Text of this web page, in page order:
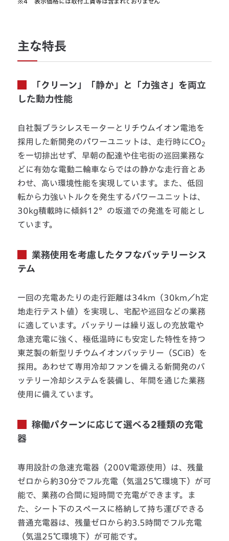
主な特長
「クリーン」「静か」と「力強さ」を両立
した動力性能
自社製ブラシレスモーターとリチウムイオン電池を
採用した新開発のパワーユニットは、走行時にCO2
を一切排出せず、早朝の配達や住宅街の巡回業務な
どに有効な電動二輪車ならではの静かな走行音とあ
わせ、高い環境性能を実現しています。また、低回
転から力強いトルクを発生するパワーユニットは、
30kg積載時に傾斜12°の坂道での発進を可能とし
ています。
業務使用を考慮したタフなバッテリーシス
テム
一回の充電あたりの走行距離は34km（30km／h定
地走行テスト値）を実現し、宅配や巡回などの業務
に適しています。バッテリーは繰り返しの充放電や
急速充電に強く、極低温時にも安定した特性を持つ
東芝製の新型リチウムイオンバッテリー（SCiB）を
採用。あわせて専用冷却ファンを備える新開発のバ
ッテリー冷却システムを装備し、年間を通じた業務
使用に備えています。
稼働パターンに応じて選べる2種類の充電
器
専用設計の急速充電器（200V電源使用）は、残量
ゼロから約30分でフル充電（気温25℃環境下）が可
能で、業務の合間に短時間で充電ができます。ま
た、シート下のスペースに格納して持ち運びできる
普通充電器は、残量ゼロから約3.5時間でフル充電
（気温25℃環境下）が可能です。